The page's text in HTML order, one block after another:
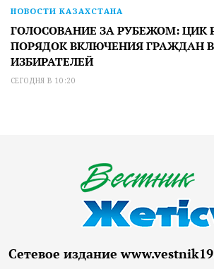
НОВОСТИ КАЗАХСТАНА
ГОЛОСОВАНИЕ ЗА РУБЕЖОМ: ЦИК
ПОРЯДОК ВКЛЮЧЕНИЯ ГРАЖДАН
ИЗБИРАТЕЛЕЙ
СЕГОДНЯ В 10:20
Сетевое издание